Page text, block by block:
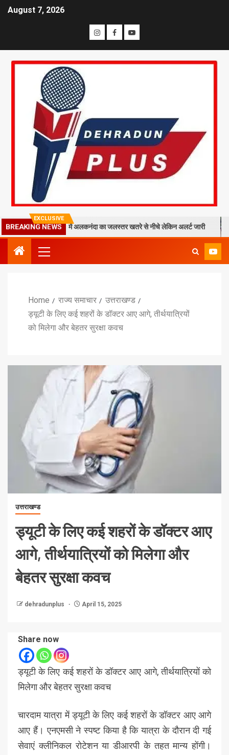
August 7, 2026
EXCLUSIVE
BREAKING NEWS
मलबा, श्रीनगर में अलकनंदा का जलस्तर खतरे से नीचे लेकिन अलर्ट जारी 26
Home राज्य समाचार
उत्तराखण्ड
ड्यूटी के लिए कई शहरों के डॉक्टर आए आगे, तीर्थयात्रियों
को मिलेगा और बेहतर सुरक्षा कवच
उत्तराखण्ड
ड्यूटी के लिए कई शहरों के डॉक्टर आए
आगे, तीर्थयात्रियों को मिलेगा और
बेहतर सुरक्षा कवच
dehradunplus April 15, 2025
Share now
ड्यूटी के लिए कई शहरों के डॉक्टर आए आगे, तीर्थयात्रियों को
मिलेगा और बेहतर सुरक्षा कवच
चारदाम यात्रा में ड्यूटी के लिए कई शहरों के डॉक्टर आए आगे
आए हैं। एनएमसी ने स्पष्ट किया है कि यात्रा के दौरान दी गई
सेवाएं क्लीनिकल रोटेशन या डीआरपी के तहत मान्य होंगी।